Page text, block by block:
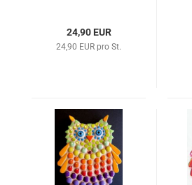
24,90 EUR
24,90 EUR pro St.